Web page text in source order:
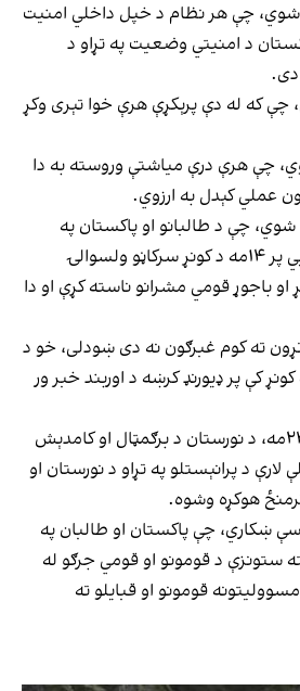
شوي، چې هر نظام د خپل داخلي امنیت
د امنیتي وضعیت په تړاو د
دی.
چې که له دې پرېکړې هرې خوا تېری وکړ
چې هرې درې میاشتې وروسته به دا
عملي کېدل به ارزوي.
چې د طالبانو او پاکستان په
اجازه نن دوشنبه، د غويي پر ۱۴مه د کونړ سرکاڼو ولسوالۍ
باجوړ قومي مشرانو ناسته کړې او دا
ته کوم غبرګون نه دی ښودلی، خو د
کې پر ډیورنډ کرښه د اوربند خبر ور
له دې وړاندې د وري پر ۲۴مه، د نورستان د برګمټال او کامدېش
لارې د پرانېستلو په تړاو د نورستان او
هوکړه وشوه.
ښکاري، چې پاکستان او طالبان په
ستونزې د قومونو او قومي جرګو له
قومونو او قبایلو ته